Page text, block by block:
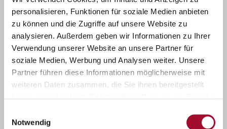
personalisieren, Funktionen für soziale Medien anbieten
zu können und die Zugriffe auf unsere Website zu
analysieren. Außerdem geben wir Informationen zu Ihrer
Verwendung unserer Website an unsere Partner für
soziale Medien, Werbung und Analysen weiter. Unsere
Partner führen diese Informationen möglicherweise mit
weiteren Daten zusammen, die Sie ihnen bereitgestellt
Notwendig